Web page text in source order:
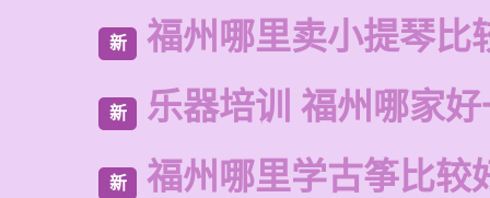
新 福州哪里卖小提琴比
新 乐器培训 福州哪家
新 福州哪里学古筝比较